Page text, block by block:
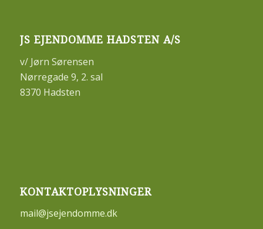
JS EJENDOMME HADSTEN A/S
v/ Jørn Sørensen
Nørregade 9, 2. sal
8370 Hadsten
KONTAKTOPLYSNINGER
mail@jsejendomme.dk